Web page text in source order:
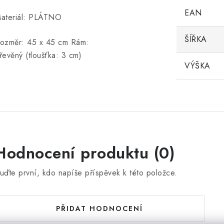
PLÁTNO
45 x 45 cm Rám:
(tloušťka: 3 cm)
EAN
ŠÍŘKA
VÝŠKA
produktu (0)
první, kdo napíše příspěvek k této položce.
PŘIDAT HODNOCENÍ